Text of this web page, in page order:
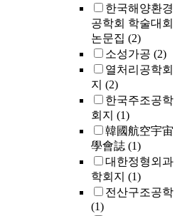
한국해양환경
공학회 학술대회
논문집 (2)
소성가공 (2)
열처리공학회
지 (2)
한국주조공학
회지 (1)
韓國航空宇宙
學會誌 (1)
대한정형외과
학회지 (1)
전산구조공학
(1)